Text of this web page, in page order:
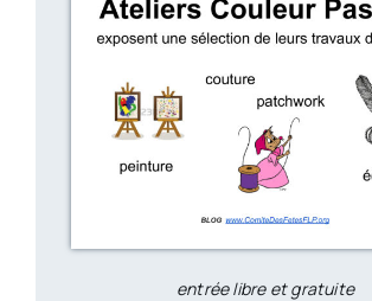
entrée libre et gratuite